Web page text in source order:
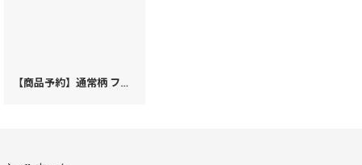
【商品予約】通常柄 ファスナー小銭入れ［t］